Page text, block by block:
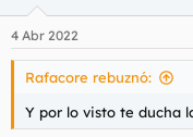
4 Abr 2022
Rafacore rebuznó:
Y por lo visto te ducha